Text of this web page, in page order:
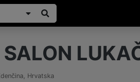
SALON
, Hrvatska